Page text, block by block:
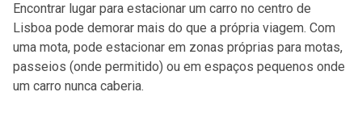
Encontrar lugar para estacionar um carro no centro de
Lisboa pode demorar mais do que a própria viagem. Com
uma mota, pode estacionar em zonas próprias para motas,
passeios (onde permitido) ou em espaços pequenos onde
um carro nunca caberia.